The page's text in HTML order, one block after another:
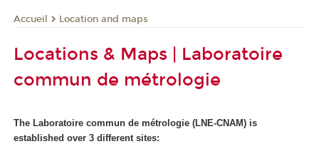
Accueil Location and maps
Locations & Maps | Laboratoire
commun de métrologie
The Laboratoire commun de métrologie (LNE-CNAM) is
established over 3 different sites: